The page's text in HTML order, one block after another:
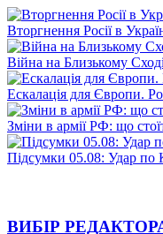
Вторгнення Росії в
Війна на Близькому
Ескалація для Європи.
Зміни в армії РФ: що
Підсумки 05.08: Удар по
ВИБІР